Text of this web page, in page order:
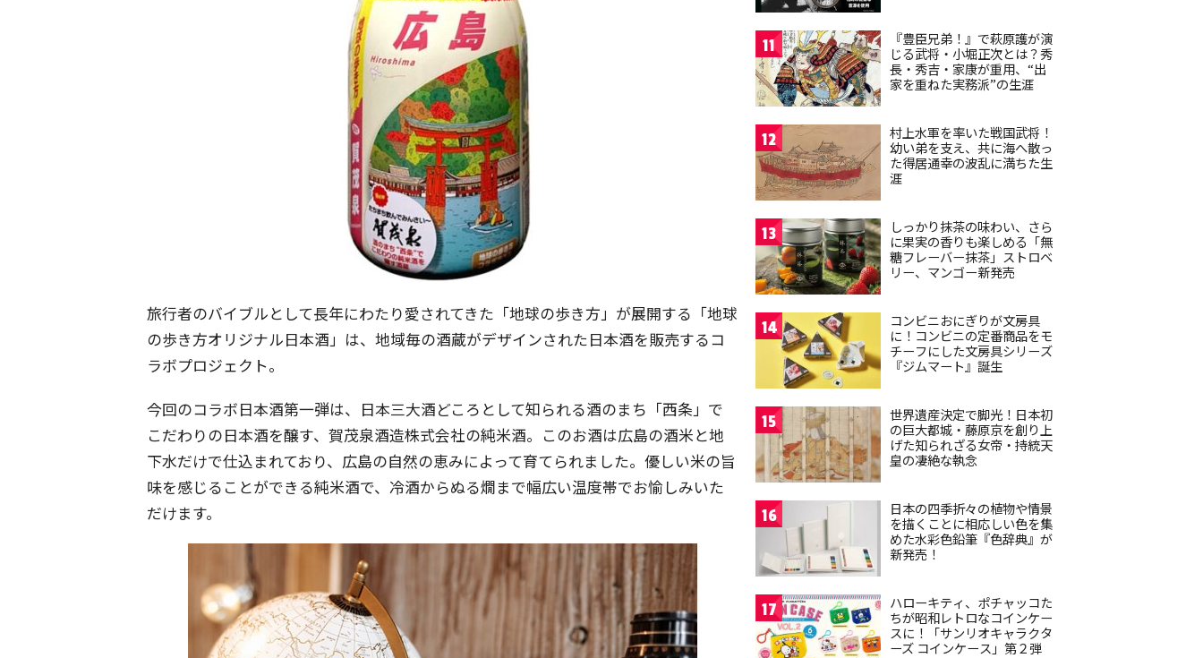
旅行者のバイブルとして長年にわたり愛されてきた「地球の歩き方」が展開する「地球
の歩き方オリジナル日本酒」は、地域毎の酒蔵がデザインされた日本酒を販売するコ
ラボプロジェクト。
今回のコラボ日本酒第一弾は、日本三大酒どころとして知られる酒のまち「西条」で
こだわりの日本酒を醸す、賀茂泉酒造株式会社の純米酒。このお酒は広島の酒米と地
下水だけで仕込まれており、広島の自然の恵みによって育てられました。優しい米の旨
味を感じることができる純米酒で、冷酒からぬる燗まで幅広い温度帯でお愉しみいた
だけます。
11
『豊臣兄弟！』で萩原護が演
じる武将・小堀正次とは？秀
長・秀吉・家康が重用、“出
家を重ねた実務派”の生涯
12
村上水軍を率いた戦国武将！
幼い弟を支え、共に海へ散っ
た得居通幸の波乱に満ちた生
涯
13
しっかり抹茶の味わい、さら
に果実の香りも楽しめる「無
糖フレーバー抹茶」ストロベ
リー、マンゴー新発売
14
コンビニおにぎりが文房具
に！コンビニの定番商品をモ
チーフにした文房具シリーズ
『ジムマート』誕生
15
世界遺産決定で脚光！日本初
の巨大都城・藤原京を創り上
げた知られざる女帝・持統天
皇の凄絶な執念
16
日本の四季折々の植物や情景
を描くことに相応しい色を集
めた水彩色鉛筆『色辞典』が
新発売！
17
ハローキティ、ポチャッコた
ちが昭和レトロなコインケー
スに！「サンリオキャラクタ
ーズ コインケース」第２弾